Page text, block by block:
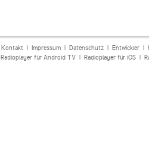
Kontakt| Impressum| Datenschutz| Entwickler|
Radioplayer für Android TV| Radioplayer für iOS|